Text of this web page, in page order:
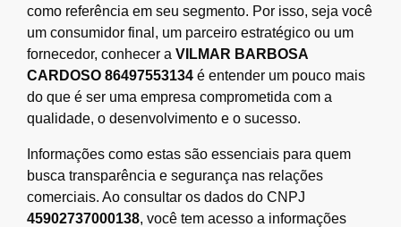
como referência em seu segmento. Por isso, seja você
um consumidor final, um parceiro estratégico ou um
fornecedor, conhecer a VILMAR BARBOSA
CARDOSO 86497553134 é entender um pouco mais
do que é ser uma empresa comprometida com a
qualidade, o desenvolvimento e o sucesso.
Informações como estas são essenciais para quem
busca transparência e segurança nas relações
comerciais. Ao consultar os dados do CNPJ
45902737000138, você tem acesso a informações